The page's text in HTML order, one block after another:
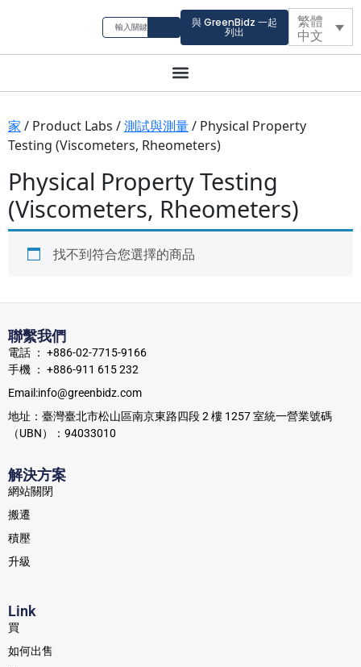
與 GreenBidz 一起
列出
繁體
中文
家 / Product Labs /測試與測量/ Physical Property
Testing (Viscometers, Rheometers)
Physical Property Testing
(Viscometers, Rheometers)
找不到符合您選擇的商品
解決方案
網站關閉
搬遷
積壓
升級
Link
買
如何出售
聯繫我們
電話 ： +886-02-7715-9166
手機 ： +886-911 615 232
Email:info@greenbidz.com
地址：臺灣臺北市松山區南京東路四段 2 樓 1257 室統一營業號碼
（UBN）：94033010